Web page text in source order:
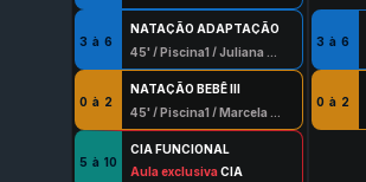
NATAÇÃO ADAPTAÇÃO
3 à 6
45' /Piscina1 /Juliana Oliveira Reis
NATAÇÃO BEBÊ III
0 à 2
45' /Piscina1 /Marcela Dada
CIA FUNCIONAL
5 à 10
45' /Sala 2/Guilherme Ribeiro
Aula exclusivaCIA
3 à 6
0 à 2